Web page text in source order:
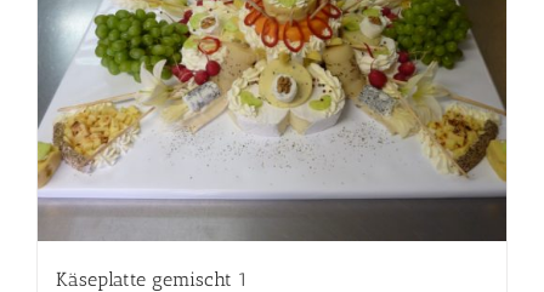
Käseplatte gemischt 1